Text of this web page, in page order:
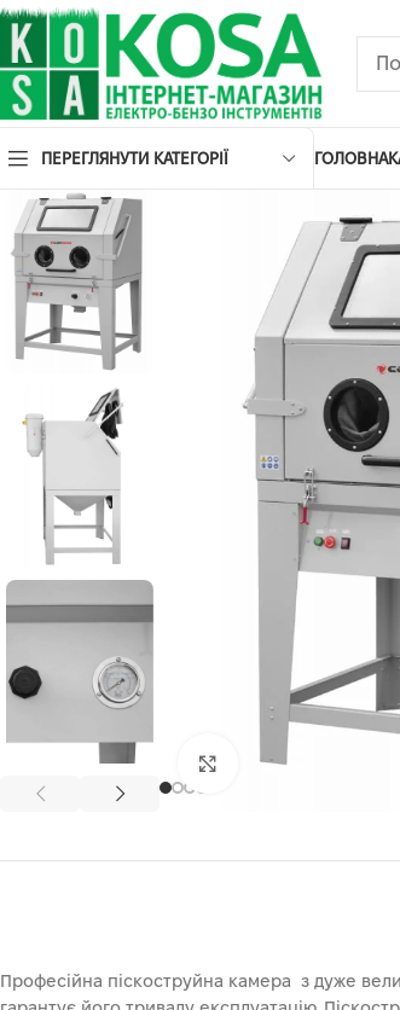
ПЕРЕГЛЯНУТИ КАТЕГОРІЇ ГОЛОВНА
Клацніть, щоб
Професійна піскоструйна камера з дуже